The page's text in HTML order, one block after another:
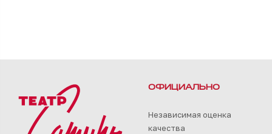
ОФИЦИАЛЬНО
Независимая оценка
качества